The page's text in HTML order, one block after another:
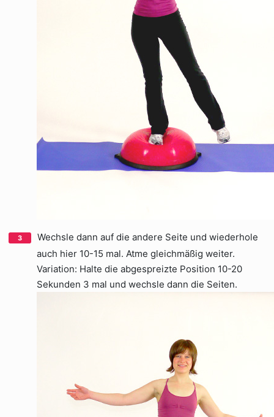
Wechsle dann auf die andere Seite und wiederhole
auch hier 10-15 mal. Atme gleichmäßig weiter.
Variation: Halte die abgespreizte Position 10-20
Sekunden 3 mal und wechsle dann die Seiten.